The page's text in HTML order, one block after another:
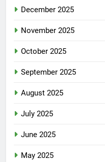
December 2025
November 2025
October 2025
September 2025
August 2025
July 2025
June 2025
May 2025